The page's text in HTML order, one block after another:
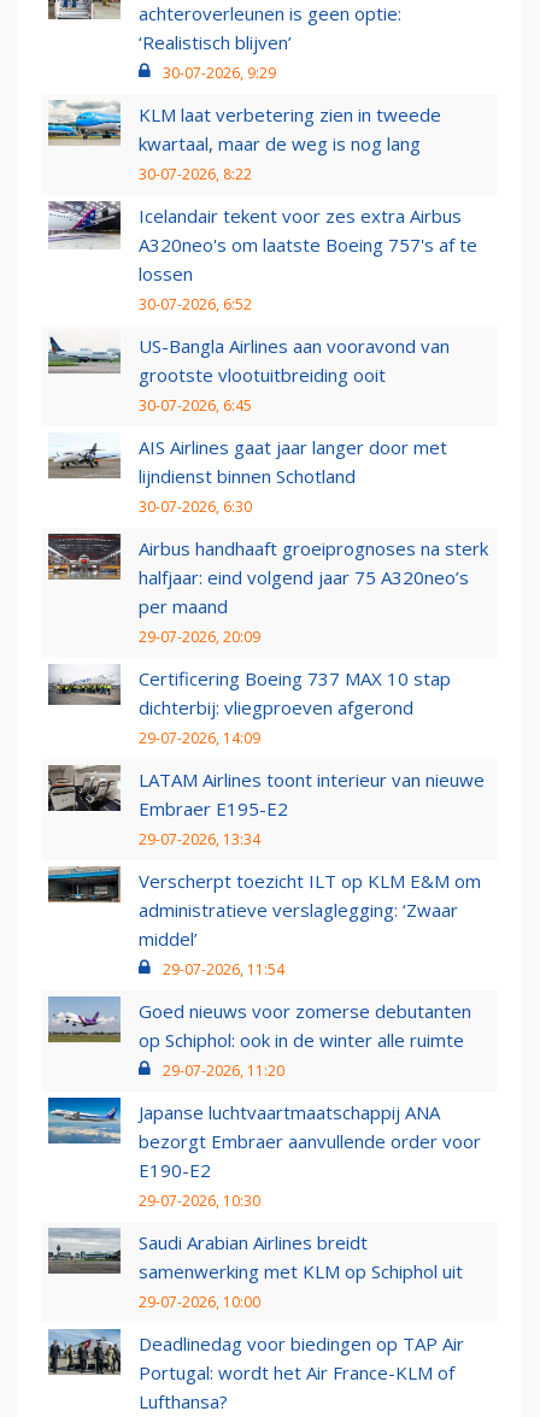
achteroverleunen is geen optie:
‘Realistisch blijven’
30-07-2026, 9:29
KLM laat verbetering zien in tweede
kwartaal, maar de weg is nog lang
30-07-2026, 8:22
Icelandair tekent voor zes extra Airbus
A320neo's om laatste Boeing 757's af te
lossen
30-07-2026, 6:52
US-Bangla Airlines aan vooravond van
grootste vlootuitbreiding ooit
30-07-2026, 6:45
AIS Airlines gaat jaar langer door met
lijndienst binnen Schotland
30-07-2026, 6:30
Airbus handhaaft groeiprognoses na sterk
halfjaar: eind volgend jaar 75 A320neo’s
per maand
29-07-2026, 20:09
Certificering Boeing 737 MAX 10 stap
dichterbij: vliegproeven afgerond
29-07-2026, 14:09
LATAM Airlines toont interieur van nieuwe
Embraer E195-E2
29-07-2026, 13:34
Verscherpt toezicht ILT op KLM E&M om
administratieve verslaglegging: ‘Zwaar
middel’
29-07-2026, 11:54
Goed nieuws voor zomerse debutanten
op Schiphol: ook in de winter alle ruimte
29-07-2026, 11:20
Japanse luchtvaartmaatschappij ANA
bezorgt Embraer aanvullende order voor
E190-E2
29-07-2026, 10:30
Saudi Arabian Airlines breidt
samenwerking met KLM op Schiphol uit
29-07-2026, 10:00
Deadlinedag voor biedingen op TAP Air
Portugal: wordt het Air France-KLM of
Lufthansa?